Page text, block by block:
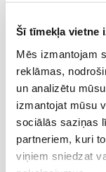
Šī tīmekļa vietne
Mēs izmantojam
reklāmas,
un analizētu
izmantojat mūsu
sociālās saziņas
partneriem, kuri
viņiem sniedzat
Varakļāni
Latgale